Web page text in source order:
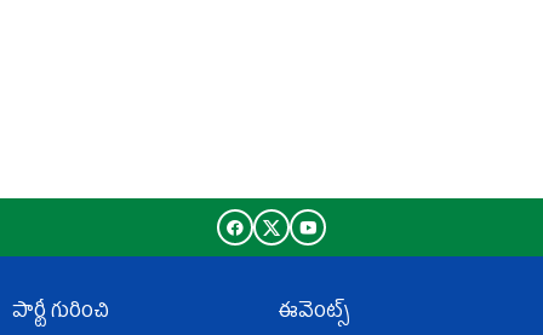
పార్టీ గురించి
ఈవెంట్స్